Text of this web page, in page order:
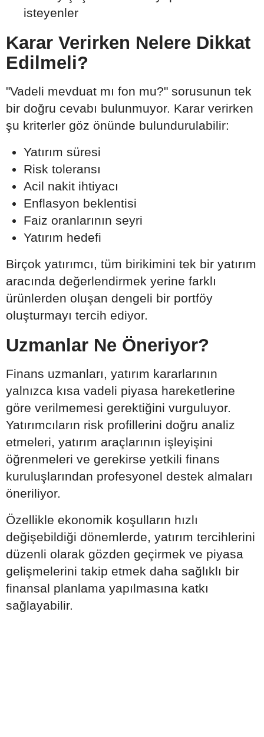
isteyenler
Karar Verirken Nelere Dikkat
Edilmeli?
"Vadeli mevduat mı fon mu?" sorusunun tek
bir doğru cevabı bulunmuyor. Karar verirken
şu kriterler göz önünde bulundurulabilir:
Yatırım süresi
Risk toleransı
Acil nakit ihtiyacı
Enflasyon beklentisi
Faiz oranlarının seyri
Yatırım hedefi
Birçok yatırımcı, tüm birikimini tek bir yatırım
aracında değerlendirmek yerine farklı
ürünlerden oluşan dengeli bir portföy
oluşturmayı tercih ediyor.
Uzmanlar Ne Öneriyor?
Finans uzmanları, yatırım kararlarının
yalnızca kısa vadeli piyasa hareketlerine
göre verilmemesi gerektiğini vurguluyor.
Yatırımcıların risk profillerini doğru analiz
etmeleri, yatırım araçlarının işleyişini
öğrenmeleri ve gerekirse yetkili finans
kuruluşlarından profesyonel destek almaları
öneriliyor.
Özellikle ekonomik koşulların hızlı
değişebildiği dönemlerde, yatırım tercihlerini
düzenli olarak gözden geçirmek ve piyasa
gelişmelerini takip etmek daha sağlıklı bir
finansal planlama yapılmasına katkı
sağlayabilir.